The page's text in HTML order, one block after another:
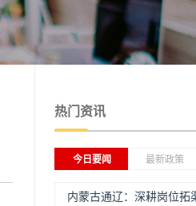
热门资讯
今日要闻 最新政策
内蒙古通辽：深耕岗位拓